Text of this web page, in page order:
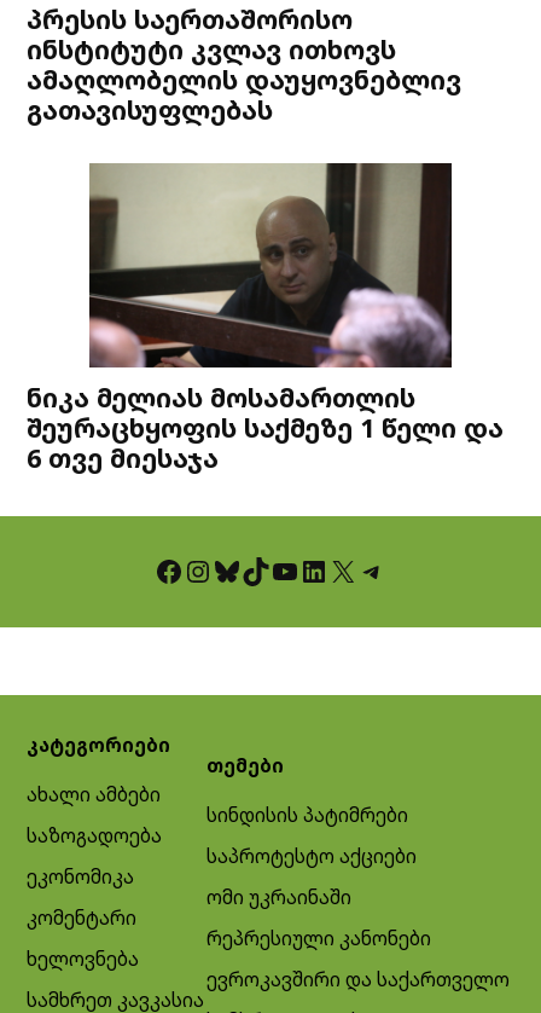
პრესის საერთაშორისო
ინსტიტუტი კვლავ ითხოვს
ამაღლობელის დაუყოვნებლივ
გათავისუფლებას
ნიკა მელიას მოსამართლის
შეურაცხყოფის საქმეზე 1 წელი და
6 თვე მიესაჯა
Facebook InstagramBluesky TikTok YouTube LinkedIn X Telegram
კატეგორიები
ახალი ამბები
საზოგადოება
ეკონომიკა
კომენტარი
ხელოვნება
სამხრეთ კავკასია
თემები
სინდისის პატიმრები
საპროტესტო აქციები
ომი უკრაინაში
რეპრესიული კანონები
ევროკავშირი და საქართველო